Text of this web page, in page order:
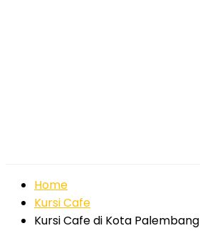
Home
Kursi Cafe
Kursi Cafe di Kota Palembang